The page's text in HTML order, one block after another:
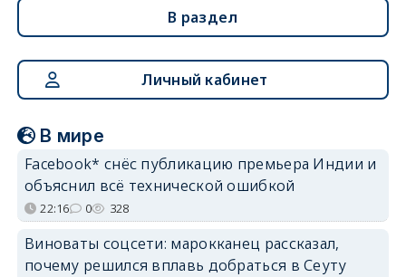
В раздел
Личный кабинет
В мире
Facebook* снёс публикацию премьера Индии и
объяснил всё технической ошибкой
22:16 0 328
Виноваты соцсети: марокканец рассказал,
почему решился вплавь добраться в Сеуту